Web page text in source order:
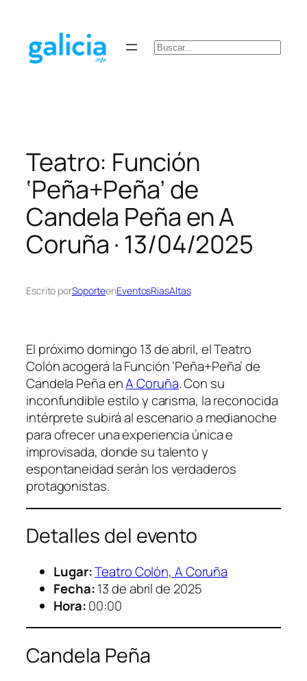
contenido
Buscar
Teatro: Función
‘Peña+Peña’ de
Candela Peña en A
Coruña · 13/04/2025
Escrito porSoporteenEventosRiasAltas
El próximo domingo 13 de abril, el Teatro
Colón acogerá la Función ‘Peña+Peña’ de
Candela Peña enA Coruña. Con su
inconfundible estilo y carisma, la reconocida
intérprete subirá al escenario a medianoche
para ofrecer una experiencia única e
improvisada, donde su talento y
espontaneidad serán los verdaderos
protagonistas.
Detalles del evento
Lugar:Teatro Colón, A Coruña
Fecha:13 de abril de 2025
Hora:00:00
Candela Peña